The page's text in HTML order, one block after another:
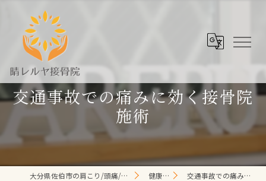
交通事故での痛みに効く接骨院
施術
大分県佐伯市の肩こり/頭痛/腰痛 なら晴レルヤ整体院 健康コラム 交通事故での痛みに効く接骨院施術